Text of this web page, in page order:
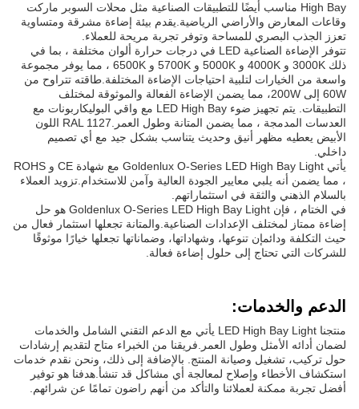
High Bay مناسب أيضًا للتطبيقات الصناعية مثل محلات السوبر ماركت
وقاعات المعارض والأراضي الرياضية.يقدم بيئة إضاءة مشرقة ومتساوية
تعزز الجذب البصري للمساحة وتوفر تجربة مريحة للعملاء.
تتوفر الإضاءة الصناعية LED في درجات حرارة ألوان مختلفة ، بما في
ذلك 3000K و 4000K و 5000K و 5700K و 6500K ، مما يوفر مجموعة
واسعة من الخيارات لتلبية احتياجات الإضاءة المختلفة.طاقته تتراوح من
60W إلى 200W، مما يضمن الإضاءة الفعالة والموثوقة لمختلف
التطبيقات. يتم تجهيز ضوء LED High Bay مع واقي البوليكاربونات مع
العدسات المدمجة ، مما يضمن المتانة وطول العمر.RAL 1127 اللون
الأبيض يعطيه مظهر أنيق وحديث يتناسب بشكل جيد مع أي تصميم
داخلي.
يأتي Goldenlux O-Series LED High Bay Light مع شهادة CE و ROHS
، مما يضمن أنه يلبي معايير الجودة العالية وآمن للاستخدام.تزويد العملاء
بالسلام الذهني والثقة في استثماراتهم.
في الختام ، فإن Goldenlux O-Series LED High Bay Light هو حل
إضاءة ممتاز لمختلف الإعدادات الصناعية.والمتانة تجعلها استثمار فعال من
حيث التكلفة ودائمإن تنوعها، وشهاداتها، وضماناتها تجعلها خيارًا موثوقًا
للشركات التي تحتاج إلى حلول إضاءة فعالة.
الدعم والخدمات:
منتجنا LED High Bay Light يأتي مع الدعم التقني الشامل والخدمات
لضمان أدائه الأمثل وطول العمر.فريقنا من الخبراء متاح لتقديم إرشادات
حول تركيب، تشغيل وصيانة المنتج. بالإضافة إلى ذلك، ونحن نقدم خدمات
استكشاف الأخطاء وإصلاح لمعالجة أي مشاكل قد تنشأ.هدفنا هو توفير
أفضل تجربة ممكنة لعملائنا والتأكد من أنهم راضون تمامًا عن شرائهم.